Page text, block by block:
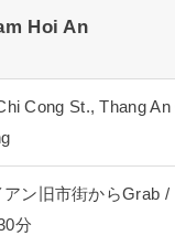
Hoi An
Cong St., Thang
アン旧市街からGrab /
分